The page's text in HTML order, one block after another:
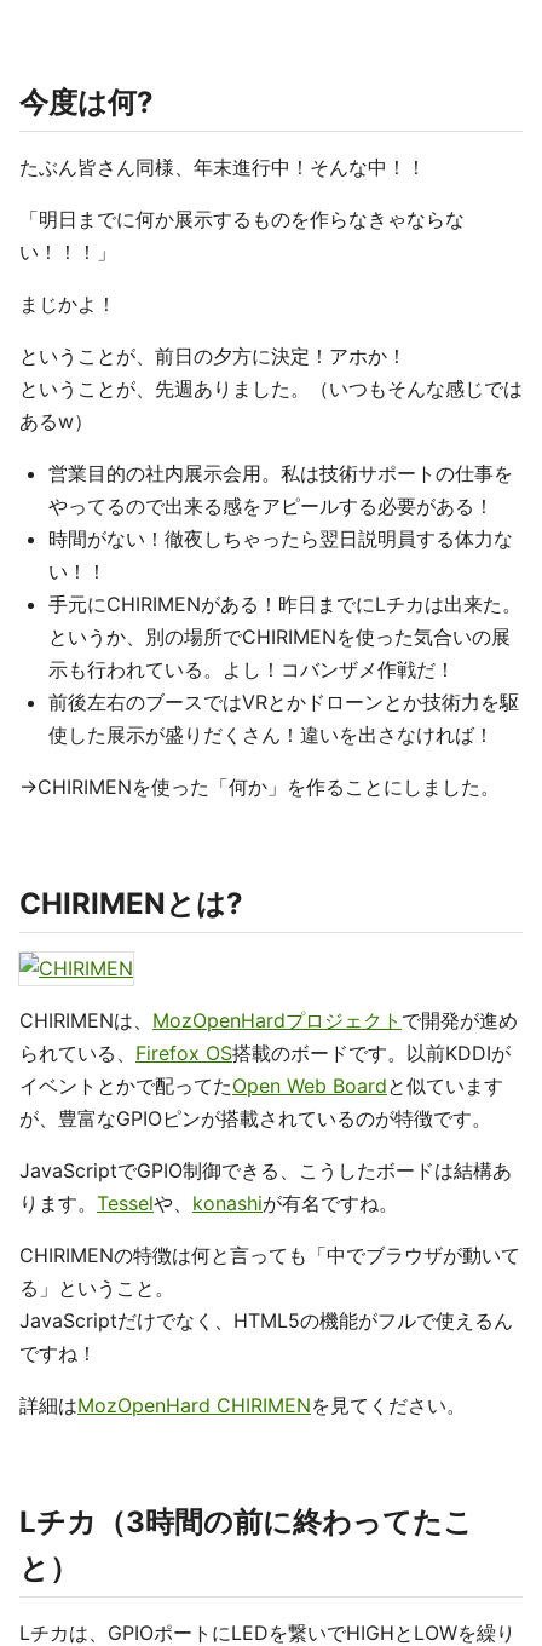
今度は何?
たぶん皆さん同様、年末進行中！そんな中！！
「明日までに何か展示するものを作らなきゃならな
い！！！」
まじかよ！
ということが、前日の夕方に決定！アホか！
ということが、先週ありました。（いつもそんな感じでは
あるw）
営業目的の社内展示会用。私は技術サポートの仕事を
やってるので出来る感をアピールする必要がある！
時間がない！徹夜しちゃったら翌日説明員する体力な
い！！
手元にCHIRIMENがある！昨日までにLチカは出来た。
というか、別の場所でCHIRIMENを使った気合いの展
示も行われている。よし！コバンザメ作戦だ！
前後左右のブースではVRとかドローンとか技術力を駆
使した展示が盛りだくさん！違いを出さなければ！
→CHIRIMENを使った「何か」を作ることにしました。
CHIRIMENとは?
CHIRIMENは、 MozOpenHardプロジェクト で開発が進め
られている、 Firefox OS搭載のボードです。以前KDDIが
イベントとかで配ってたOpen Web Boardと似ています
が、豊富なGPIOピンが搭載されているのが特徴です。
JavaScriptでGPIO制御できる、こうしたボードは結構あ
ります。 Tesselや、 konashiが有名ですね。
CHIRIMENの特徴は何と言っても「中でブラウザが動いて
る」ということ。
JavaScriptだけでなく、HTML5の機能がフルで使えるん
ですね！
詳細はMozOpenHard CHIRIMENを見てください。
Lチカ（3時間の前に終わってたこ
と）
Lチカは、GPIOポートにLEDを繋いでHIGHとLOWを繰り